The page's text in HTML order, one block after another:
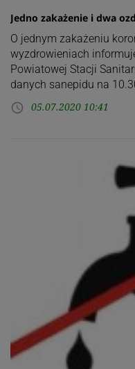
Jedno zakażenie i dwa
O jednym zakażeniu
wyzdrowieniach
Powiatowej Stacji
danych sanepidu na
access_time 05.07.2020 10:41